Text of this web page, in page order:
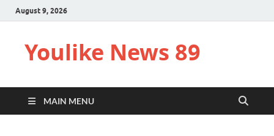
August 9, 2026
Youlike News 89
MAIN MENU